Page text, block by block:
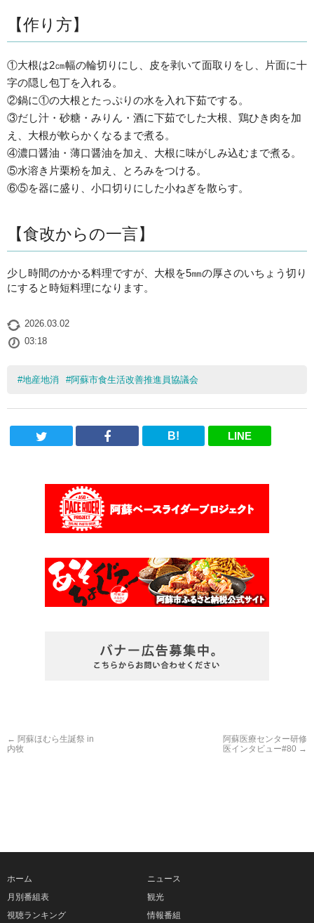
【作り方】
①大根は2㎝幅の輪切りにし、皮を剥いて面取りをし、片面に十
字の隠し包丁を入れる。
②鍋に①の大根とたっぷりの水を入れ下茹でする。
③だし汁・砂糖・みりん・酒に下茹でした大根、鶏ひき肉を加
え、大根が軟らかくなるまで煮る。
④濃口醤油・薄口醤油を加え、大根に味がしみ込むまで煮る。
⑤水溶き片栗粉を加え、とろみをつける。
⑥⑤を器に盛り、小口切りにした小ねぎを散らす。
【食改からの一言】
少し時間のかかる料理ですが、大根を5㎜の厚さのいちょう切り
にすると時短料理になります。
2026.03.02
03:18
#地産地消 #阿蘇市食生活改善推進員協議会
B! LINE
← 阿蘇ほむら生誕祭 in
内牧
阿蘇医療センター研修
医インタビュー#80 →
ホーム
月別番組表
視聴ランキング
ニュース
観光
情報番組